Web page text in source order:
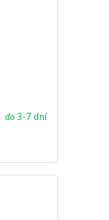
do 3-7 dní